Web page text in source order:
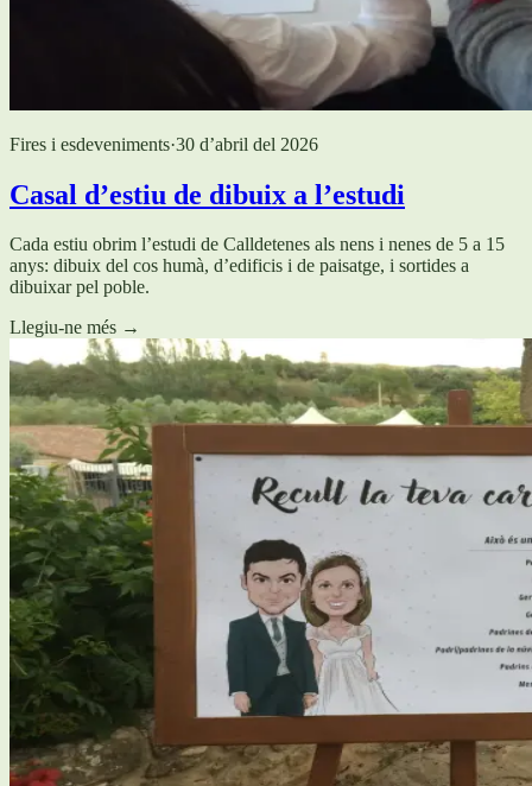
Fires i esdeveniments·30 d’abril del 2026
Casal d’estiu de dibuix a l’estudi
Cada estiu obrim l’estudi de Calldetenes als nens i nenes de 5 a 15
anys: dibuix del cos humà, d’edificis i de paisatge, i sortides a
dibuixar pel poble.
Llegiu-ne més →